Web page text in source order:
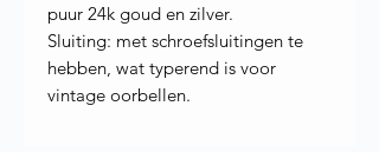
puur 24k goud en zilver.
Sluiting: met schroefsluitingen te
hebben, wat typerend is voor
vintage oorbellen.